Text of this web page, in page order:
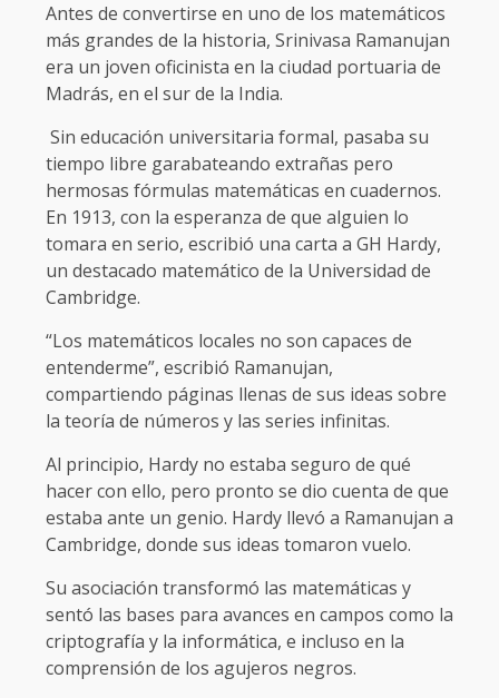
Antes de convertirse en uno de los matemáticos
más grandes de la historia, Srinivasa Ramanujan
era un joven oficinista en la ciudad portuaria de
Madrás, en el sur de la India.
Sin educación universitaria formal, pasaba su
tiempo libre garabateando extrañas pero
hermosas fórmulas matemáticas en cuadernos.
En 1913, con la esperanza de que alguien lo
tomara en serio, escribió una carta a GH Hardy,
un destacado matemático de la Universidad de
Cambridge.
“Los matemáticos locales no son capaces de
entenderme”, escribió Ramanujan,
compartiendo páginas llenas de sus ideas sobre
la teoría de números y las series infinitas.
Al principio, Hardy no estaba seguro de qué
hacer con ello, pero pronto se dio cuenta de que
estaba ante un genio. Hardy llevó a Ramanujan a
Cambridge, donde sus ideas tomaron vuelo.
Su asociación transformó las matemáticas y
sentó las bases para avances en campos como la
criptografía y la informática, e incluso en la
comprensión de los agujeros negros.